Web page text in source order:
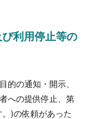
利用停止等の
的の通知・開示、
への提供停止、第
)の依頼があった